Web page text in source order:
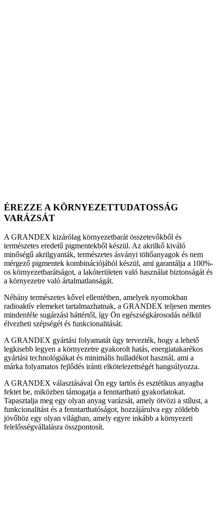
ÉREZZE A KÖRNYEZETTUDATOSSÁG
VARÁZSÁT
A GRANDEX kizárólag környezetbarát összetevőkből és
természetes eredetű pigmentekből készül. Az akrilkő kiváló
minőségű akrilgyanták, természetes ásványi töltőanyagok és nem
mérgező pigmentek kombinációjából készül, ami garantálja a 100%-
os környezetbarátságot, a lakóterületen való használat biztonságát és
a környezetre való ártalmatlanságát.
Néhány természetes kővel ellentétben, amelyek nyomokban
radioaktív elemeket tartalmazhatnak, a GRANDEX teljesen mentes
mindenféle sugárzási háttértől, így Ön egészségkárosodás nélkül
élvezheti szépségét és funkcionalitását.
A GRANDEX gyártási folyamatát úgy tervezték, hogy a lehető
legkisebb legyen a környezetre gyakorolt hatás, energiatakarékos
gyártási technológiákat és minimális hulladékot használ, ami a
márka folyamatos fejlődés iránti elkötelezettségét hangsúlyozza.
A GRANDEX választásával Ön egy tartós és esztétikus anyagba
fektet be, miközben támogatja a fenntartható gyakorlatokat.
Tapasztalja meg egy olyan anyag varázsát, amely ötvözi a stílust, a
funkcionalitást és a fenntarthatóságot, hozzájárulva egy zöldebb
jövőhöz egy olyan világban, amely egyre inkább a környezeti
felelősségvállalásra összpontosít.